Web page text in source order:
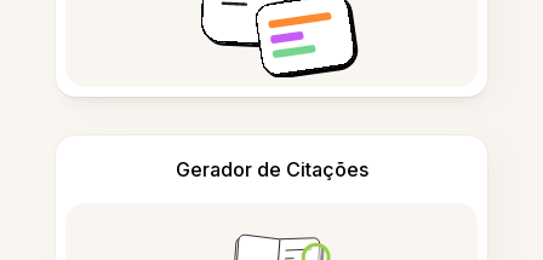
Gerador de Citações